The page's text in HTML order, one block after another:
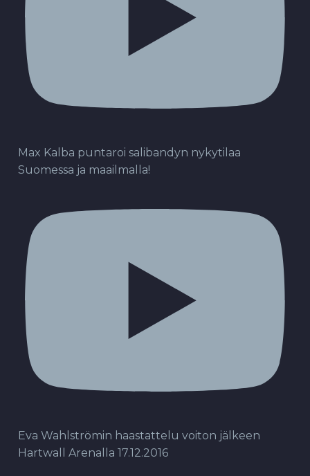
Max Kalba puntaroi salibandyn nykytilaa
Suomessa ja maailmalla!
Eva Wahlströmin haastattelu voiton jälkeen
Hartwall Arenalla 17.12.2016